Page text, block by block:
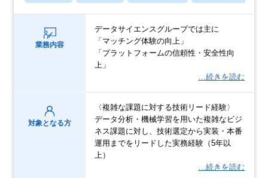
業務内容
データサイエンスグループでは主に
「マッチング体験の向上」
「プラットフォームの信頼性・安全性向
上」
…続きを読む
対象となる方
〈複雑な課題に対する技術リード経験〉
データ分析・機械学習を用いた複雑なビジ
ネス課題に対し、技術選定から実装・本番
運用までをリードした実務経験（5年以
上）
…続きを読む